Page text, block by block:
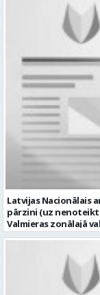
(turpmāk – IKT)
operatīvu
un ar to saistīto
diagnosticēt un
datortīklus un
kontrolēt ārējo
iestādēs
IKT nomaiņu un efektīvāku
profesionālā
pieredze (ar
datortehnikas un
secību; izpratne
principiem; valsts
prasībām;
spējas,
lēmumus;
spēja strādāt
un piedāvāt jaunus risinājumus; mēs
interesantu un
attīstību vērstā
pirms nodokļu
nodokļu nomaksas;
dzīves līdzsvaram
līdzfinansētu
kā arī citas sociālās
Latvijas Nacionālais arhīvs (Reģ.Nr.90009476367)
pārzini (uz nenoteiktu
Valmieras zonālajā
darām pieejamu un
Valkas, Smiltenes
pievienoties čaklu,
kurš rūpētos par